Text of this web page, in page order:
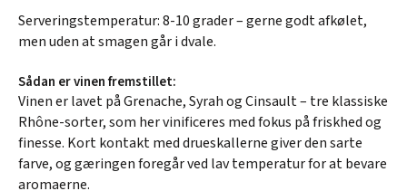
Serveringstemperatur: 8-10 grader – gerne godt afkølet,
men uden at smagen går i dvale.
Sådan er vinen fremstillet:
Vinen er lavet på Grenache, Syrah og Cinsault – tre klassiske
Rhône-sorter, som her vinificeres med fokus på friskhed og
finesse. Kort kontakt med drueskallerne giver den sarte
farve, og gæringen foregår ved lav temperatur for at bevare
aromaerne.